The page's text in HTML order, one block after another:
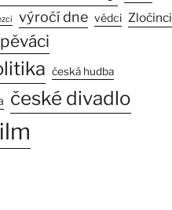
výročí dne vědci Zločinci
česká hudba
české divadlo